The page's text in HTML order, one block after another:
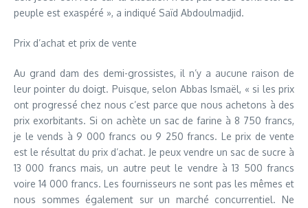
peuple est exaspéré », a indiqué Saïd Abdoulmadjid.
Prix d’achat et prix de vente
Au grand dam des demi-grossistes, il n’y a aucune raison de
leur pointer du doigt. Puisque, selon Abbas Ismaël, « si les prix
ont progressé chez nous c’est parce que nous achetons à des
prix exorbitants. Si on achète un sac de farine à 8 750 francs,
je le vends à 9 000 francs ou 9 250 francs. Le prix de vente
est le résultat du prix d’achat. Je peux vendre un sac de sucre à
13 000 francs mais, un autre peut le vendre à 13 500 francs
voire 14 000 francs. Les fournisseurs ne sont pas les mêmes et
nous sommes également sur un marché concurrentiel. Ne